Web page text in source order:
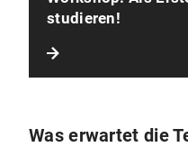
studieren!
Was erwartet die